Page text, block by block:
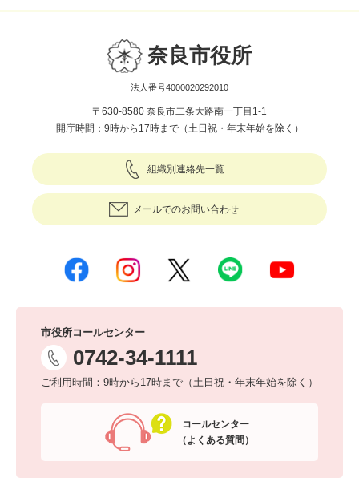
奈良市役所
法人番号4000020292010
〒630-8580 奈良市二条大路南一丁目1-1
開庁時間：9時から17時まで（土日祝・年末年始を除く）
組織別連絡先一覧
メールでのお問い合わせ
市役所コールセンター
0742-34-1111
ご利用時間：9時から17時まで（土日祝・年末年始を除く）
コールセンター
（よくある質問）